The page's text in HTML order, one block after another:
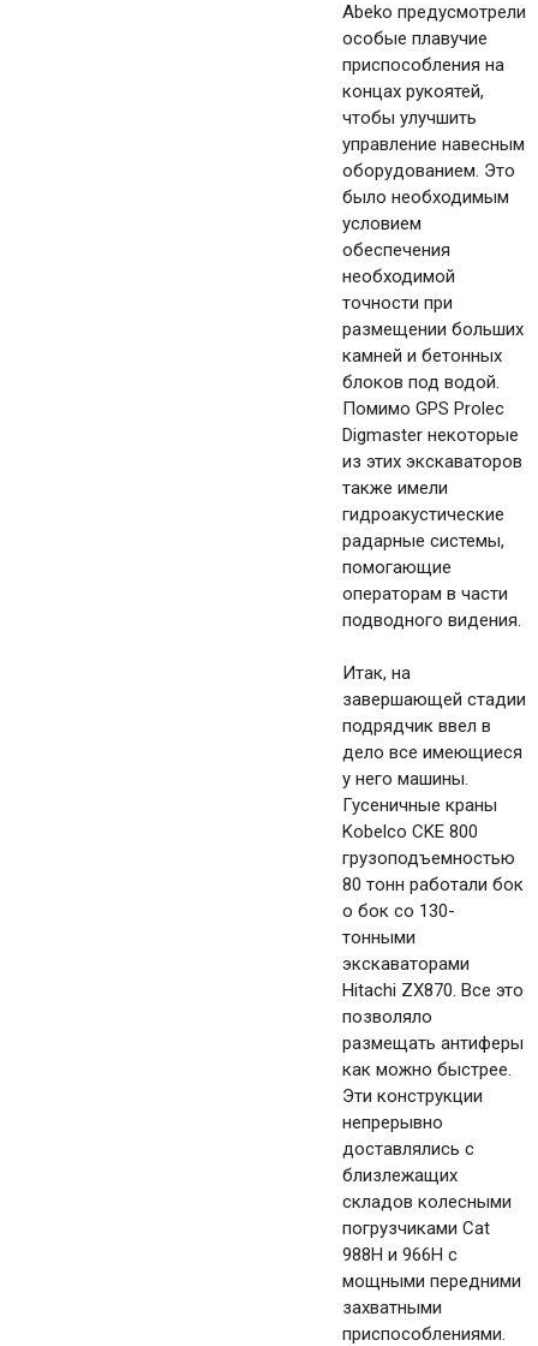
Abeko предусмотрели
особые плавучие
приспособления на
концах рукоятей,
чтобы улучшить
управление навесным
оборудованием. Это
было необходимым
условием
обеспечения
необходимой
точности при
размещении больших
камней и бетонных
блоков под водой.
Помимо GPS Prolec
Digmaster некоторые
из этих экскаваторов
также имели
гидроакустические
радарные системы,
помогающие
операторам в части
подводного видения.
Итак, на
завершающей стадии
подрядчик ввел в
дело все имеющиеся
у него машины.
Гусеничные краны
Kobelco CKE 800
грузоподъемностью
80 тонн работали бок
о бок со 130-
тонными
экскаваторами
Hitachi ZX870. Все это
позволяло
размещать антиферы
как можно быстрее.
Эти конструкции
непрерывно
доставлялись с
близлежащих
складов колесными
погрузчиками Cat
988H и 966H с
мощными передними
захватными
приспособлениями.